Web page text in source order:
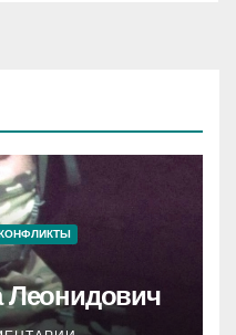
Леонидович